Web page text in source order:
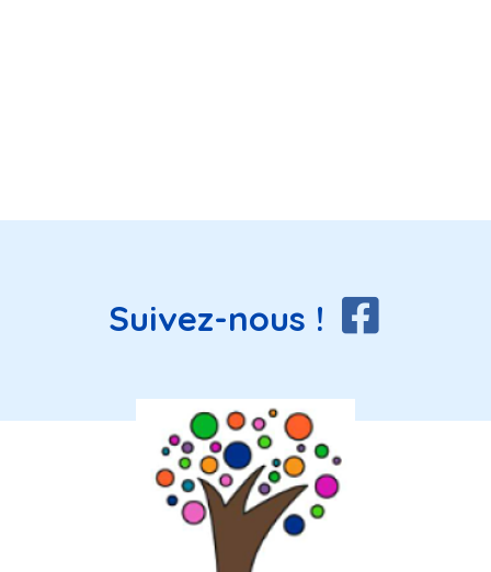
Suivez-nous !